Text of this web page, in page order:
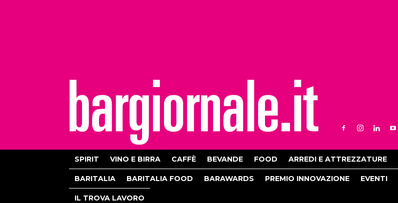
SPIRIT VINO E BIRRA CAFFÈ BEVANDE FOOD ARREDI E ATTREZZATURE
BARITALIA BARITALIA FOOD BARAWARDS PREMIO INNOVAZIONE EVENTI
IL TROVA LAVORO